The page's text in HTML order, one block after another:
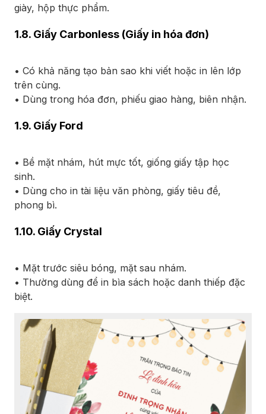
giày, hộp thực phẩm.
1.8. Giấy Carbonless (Giấy in hóa đơn)
• Có khả năng tạo bản sao khi viết hoặc in lên lớp
trên cùng.
• Dùng trong hóa đơn, phiếu giao hàng, biên nhận.
1.9. Giấy Ford
• Bề mặt nhám, hút mực tốt, giống giấy tập học
sinh.
• Dùng cho in tài liệu văn phòng, giấy tiêu đề,
phong bì.
1.10. Giấy Crystal
• Mặt trước siêu bóng, mặt sau nhám.
• Thường dùng để in bìa sách hoặc danh thiếp đặc
biệt.